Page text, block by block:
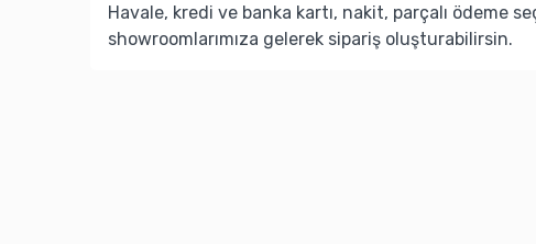
Havale, kredi ve banka kartı, nakit, parçalı ödeme
showroomlarımıza gelerek sipariş oluşturabilirsin.